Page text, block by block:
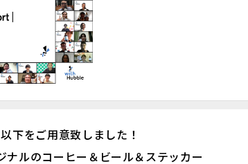
下をご用意致しました！
ナルのコーヒー＆ビール＆ステッカー